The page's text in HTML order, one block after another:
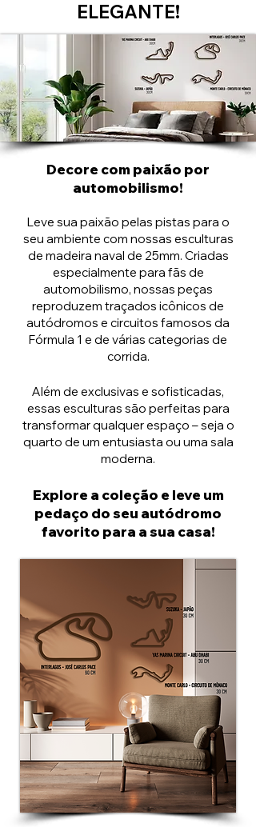
ELEGANTE!
Decore com paixão por
automobilismo!
Leve sua paixão pelas pistas para o
seu ambiente com nossas esculturas
de madeira naval de 25mm. Criadas
especialmente para fãs de
automobilismo, nossas peças
reproduzem traçados icônicos de
autódromos e circuitos famosos da
Fórmula 1 e de várias categorias de
corrida.
Além de exclusivas e sofisticadas,
essas esculturas são perfeitas para
transformar qualquer espaço – seja o
quarto de um entusiasta ou uma sala
moderna.
Explore a coleção e leve um
pedaço do seu autódromo
favorito para a sua casa!